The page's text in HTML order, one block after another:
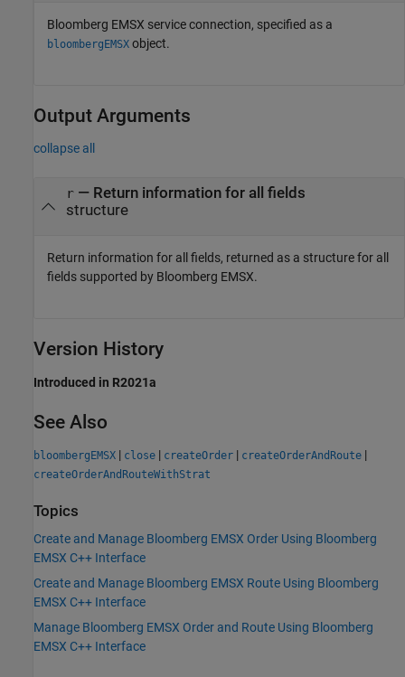
Bloomberg EMSX service connection, specified as a
bloombergEMSX object.
Output Arguments
collapse all
r— Return information for all fields
structure
Return information for all fields, returned as a structure for all
fields supported by Bloomberg EMSX.
Version History
Introduced in R2021a
See Also
bloombergEMSX | close | createOrder | createOrderAndRoute |
createOrderAndRouteWithStrat
Topics
Create and Manage Bloomberg EMSX Order Using Bloomberg
EMSX C++ Interface
Create and Manage Bloomberg EMSX Route Using Bloomberg
EMSX C++ Interface
Manage Bloomberg EMSX Order and Route Using Bloomberg
EMSX C++ Interface